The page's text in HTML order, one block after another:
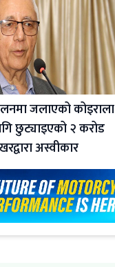
जलाएको कोइराला
छुट्याइएको २ करोड
अस्वीकार